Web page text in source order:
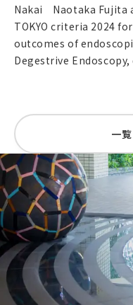
Nakai Naotaka Fujita
TOKYO criteria 2024
outcomes of
Degestrive Endoscopy,
一